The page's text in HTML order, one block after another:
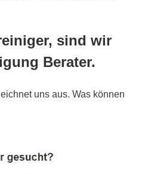
sind wir
Berater.
uns aus. Was können